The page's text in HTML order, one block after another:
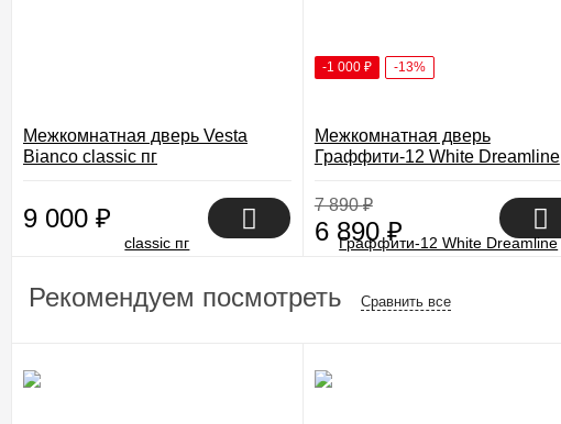
Межкомнатная дверь Vesta
Bianco classic пг
9 000 ₽
-1 000 ₽ -13%
Межкомнатная дверь
Граффити-12 White Dreamline
7 890₽
6 890₽
Рекомендуем посмотреть Сравнить все